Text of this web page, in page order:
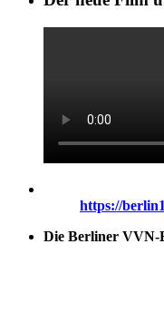
https://
Die Berliner VVN-